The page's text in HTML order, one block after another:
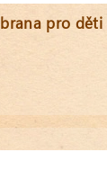
pro